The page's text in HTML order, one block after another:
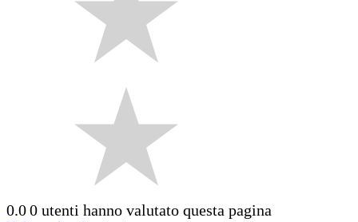
0.00 utenti hanno valutato questa pagina